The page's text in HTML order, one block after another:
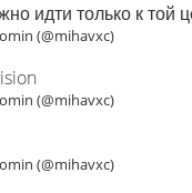
идти только к той
(@mihavxc)
(@mihavxc)
(@mihavxc)